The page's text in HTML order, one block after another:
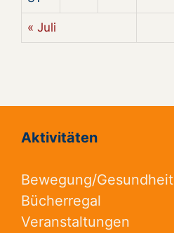
« Juli
Aktivitäten
Bewegung/Gesundheit
Bücherregal
Veranstaltungen